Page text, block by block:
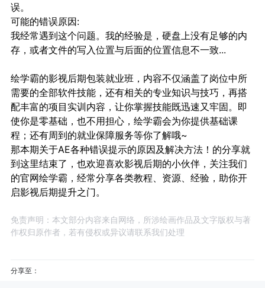
误。
可能的错误原因:
我经常遇到这个问题。我的经验是，硬盘上没有足够的内
存，或者文件的写入位置与后面的位置信息不一致...
绘学霸的影视后期包装就业班，内容不仅涵盖了岗位中所
需要的全部软件技能，还有相关的专业知识与技巧，再搭
配丰富的项目实训内容，让你掌握技能既迅速又牢固。即
使你是零基础，也不用担心，绘学霸会为你提供基础课
程；还有周到的就业保障服务等你了解哦~
那本期关于AE各种错误提示的原因及解决方法！的分享就
到这里结束了，也欢迎喜欢影视后期的小伙伴，关注我们
的官网绘学霸，经常分享各类教程、资源、经验，助你开
启影视后期提升之门。
免责声明：本文部分内容来自网络，所涉绘画作品及文字版权与著
作权归原作者，若有侵权或异议请联系我们处理
分享至：